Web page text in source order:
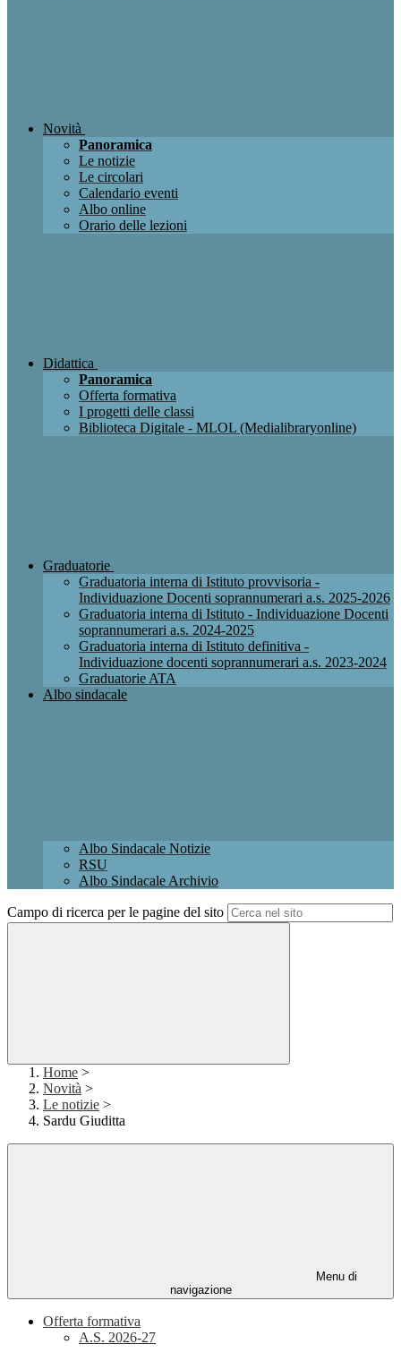
Novità
Panoramica
Le notizie
Le circolari
Calendario eventi
Albo online
Orario delle lezioni
Didattica
Panoramica
Offerta formativa
I progetti delle classi
Biblioteca Digitale - MLOL (Medialibraryonline)
Graduatorie
Graduatoria interna di Istituto provvisoria -
Individuazione Docenti soprannumerari a.s. 2025-2026
Graduatoria interna di Istituto - Individuazione Docenti
soprannumerari a.s. 2024-2025
Graduatoria interna di Istituto definitiva -
Individuazione docenti soprannumerari a.s. 2023-2024
Graduatorie ATA
Albo sindacale
Albo Sindacale Notizie
RSU
Albo Sindacale Archivio
Campo di ricerca per le pagine del sito
Home >
Novità >
Le notizie >
Sardu Giuditta
Menu di
navigazione
Offerta formativa
A.S. 2026-27